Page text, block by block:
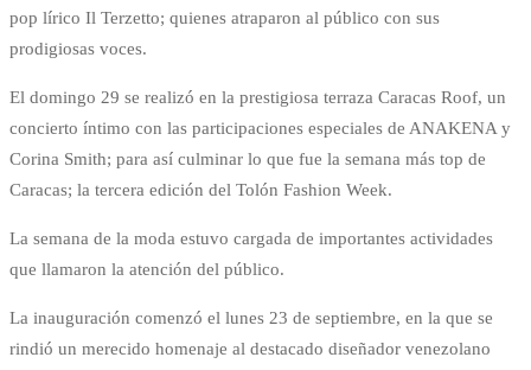
pop lírico Il Terzetto; quienes atraparon al público con sus
prodigiosas voces.
El domingo 29 se realizó en la prestigiosa terraza Caracas Roof, un
concierto íntimo con las participaciones especiales de ANAKENA y
Corina Smith; para así culminar lo que fue la semana más top de
Caracas; la tercera edición del Tolón Fashion Week.
La semana de la moda estuvo cargada de importantes actividades
que llamaron la atención del público.
La inauguración comenzó el lunes 23 de septiembre, en la que se
rindió un merecido homenaje al destacado diseñador venezolano